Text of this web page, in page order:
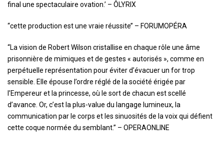
final une spectaculaire ovation.’ – ÔLYRIX
‘‘cette production est une vraie réussite’’ – FORUMOPÉRA
‘‘La vision de Robert Wilson cristallise en chaque rôle une âme
prisonnière de mimiques et de gestes « autorisés », comme en
perpétuelle représentation pour éviter d’évacuer un for trop
sensible. Elle épouse l’ordre réglé de la société érigée par
l’Empereur et la princesse, où le sort de chacun est scellé
d’avance. Or, c’est la plus-value du langage lumineux, la
communication par le corps et les sinuosités de la voix qui défient
cette coque normée du semblant.’’ – OPERAONLINE